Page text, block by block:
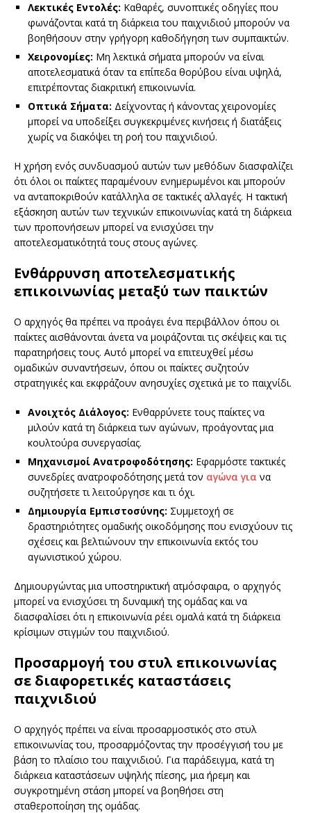
Λεκτικές Εντολές: Καθαρές, συνοπτικές οδηγίες που
φωνάζονται κατά τη διάρκεια του παιχνιδιού μπορούν να
βοηθήσουν στην γρήγορη καθοδήγηση των συμπαικτών.
Χειρονομίες: Μη λεκτικά σήματα μπορούν να είναι
αποτελεσματικά όταν τα επίπεδα θορύβου είναι υψηλά,
επιτρέποντας διακριτική επικοινωνία.
Οπτικά Σήματα: Δείχνοντας ή κάνοντας χειρονομίες
μπορεί να υποδείξει συγκεκριμένες κινήσεις ή διατάξεις
χωρίς να διακόψει τη ροή του παιχνιδιού.
Η χρήση ενός συνδυασμού αυτών των μεθόδων διασφαλίζει
ότι όλοι οι παίκτες παραμένουν ενημερωμένοι και μπορούν
να ανταποκριθούν κατάλληλα σε τακτικές αλλαγές. Η τακτική
εξάσκηση αυτών των τεχνικών επικοινωνίας κατά τη διάρκεια
των προπονήσεων μπορεί να ενισχύσει την
αποτελεσματικότητά τους στους αγώνες.
Ενθάρρυνση αποτελεσματικής
επικοινωνίας μεταξύ των παικτών
Ο αρχηγός θα πρέπει να προάγει ένα περιβάλλον όπου οι
παίκτες αισθάνονται άνετα να μοιράζονται τις σκέψεις και τις
παρατηρήσεις τους. Αυτό μπορεί να επιτευχθεί μέσω
ομαδικών συναντήσεων, όπου οι παίκτες συζητούν
στρατηγικές και εκφράζουν ανησυχίες σχετικά με το παιχνίδι.
Ανοιχτός Διάλογος: Ενθαρρύνετε τους παίκτες να
μιλούν κατά τη διάρκεια των αγώνων, προάγοντας μια
κουλτούρα συνεργασίας.
Μηχανισμοί Ανατροφοδότησης: Εφαρμόστε τακτικές
συνεδρίες ανατροφοδότησης μετά τον αγώνα για να
συζητήσετε τι λειτούργησε και τι όχι.
Δημιουργία Εμπιστοσύνης: Συμμετοχή σε
δραστηριότητες ομαδικής οικοδόμησης που ενισχύουν τις
σχέσεις και βελτιώνουν την επικοινωνία εκτός του
αγωνιστικού χώρου.
Δημιουργώντας μια υποστηρικτική ατμόσφαιρα, ο αρχηγός
μπορεί να ενισχύσει τη δυναμική της ομάδας και να
διασφαλίσει ότι η επικοινωνία ρέει ομαλά κατά τη διάρκεια
κρίσιμων στιγμών του παιχνιδιού.
Προσαρμογή του στυλ επικοινωνίας
σε διαφορετικές καταστάσεις
παιχνιδιού
Ο αρχηγός πρέπει να είναι προσαρμοστικός στο στυλ
επικοινωνίας του, προσαρμόζοντας την προσέγγισή του με
βάση το πλαίσιο του παιχνιδιού. Για παράδειγμα, κατά τη
διάρκεια καταστάσεων υψηλής πίεσης, μια ήρεμη και
συγκροτημένη στάση μπορεί να βοηθήσει στη
σταθεροποίηση της ομάδας.